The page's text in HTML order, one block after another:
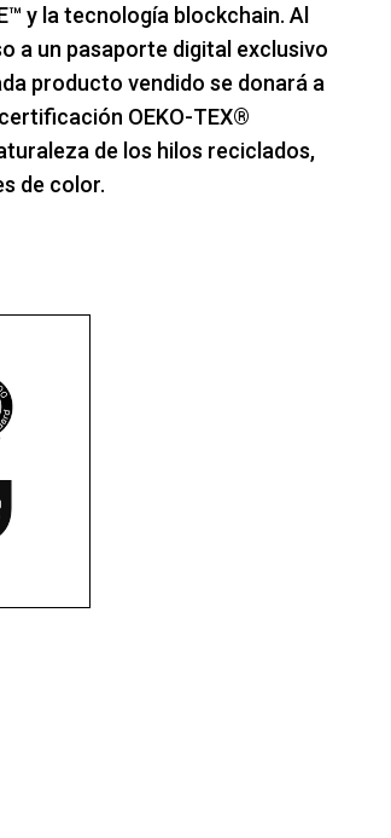
y la tecnología blockchain. Al
a un pasaporte digital exclusivo
producto vendido se donará a
OEKO-TEX®
de los hilos reciclados,
de color.